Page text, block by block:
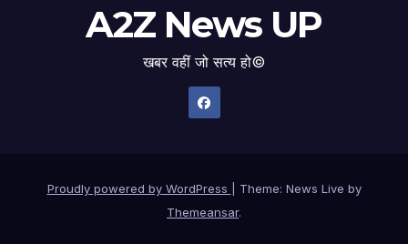
A2Z News UP
खबर वहीं जो सत्य हो©
Proudly powered by WordPress
Theme: News Live by
Themeansar.